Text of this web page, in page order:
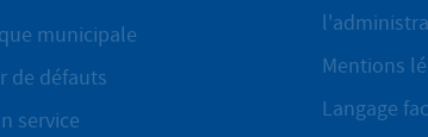
municipale
de défauts
service
Mentions
Langage